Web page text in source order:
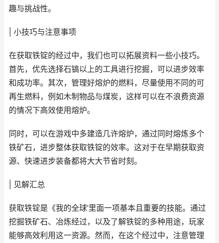
趣与挑战性。
| 小技巧与注意事项
在获取铁锭的经过中，我们也可以拓展资料一些小技巧。
首先，优先选择石镐以上的工具进行挖掘，可以进步效率
和成功率。其次，管理好熔炉的燃料，尽量使用不同的可
再生燃料，例如木制物品与煤炭，这样可以在不浪费资源
的情况下高效使用熔炉。
同时，可以在游戏中多建造几许熔炉，通过同时熔炼多个
铁矿石，进步整体获取铁锭的效率。这对于在早期获取资
源、快速进步装备都将大大节省时刻。
| 见解汇总
获取铁锭是《我的全球’里面一项基本且重要的技能。通过
挖掘铁矿石、冶炼经过，以及了解铁锭的多种用途，玩家
能够高效利用这一资源。然而，在这个经过中，注意管理